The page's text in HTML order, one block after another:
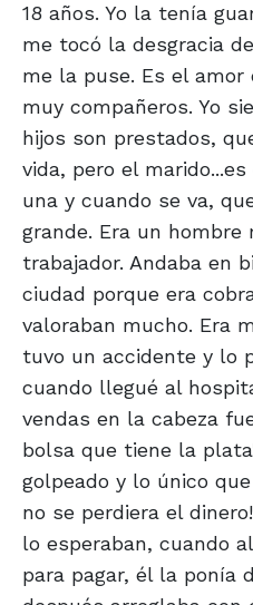
18 años. Yo la tenía
me tocó la desgracia
me la puse. Es el amor
muy compañeros. Yo
hijos son prestados,
vida, pero el
una y cuando se va,
grande. Era un hombre
trabajador. Andaba en
ciudad porque era
valoraban mucho. Era
tuvo un accidente y lo
cuando llegué al
vendas en la cabeza
bolsa que tiene la
golpeado y lo único
no se perdiera el
lo esperaban, cuando
para pagar, él la ponía